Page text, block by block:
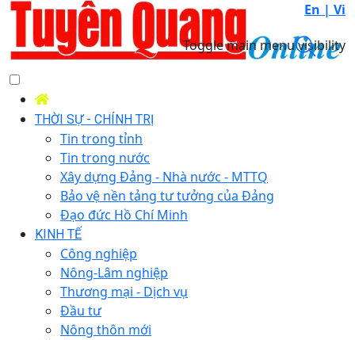
En | Vi
Toggle main menu visibility
THỜI SỰ - CHÍNH TRỊ
Tin trong tỉnh
Tin trong nước
Xây dựng Đảng - Nhà nước - MTTQ
Bảo vệ nền tảng tư tưởng của Đảng
Đạo đức Hồ Chí Minh
KINH TẾ
Công nghiệp
Nông-Lâm nghiệp
Thương mại - Dịch vụ
Đầu tư
Nông thôn mới